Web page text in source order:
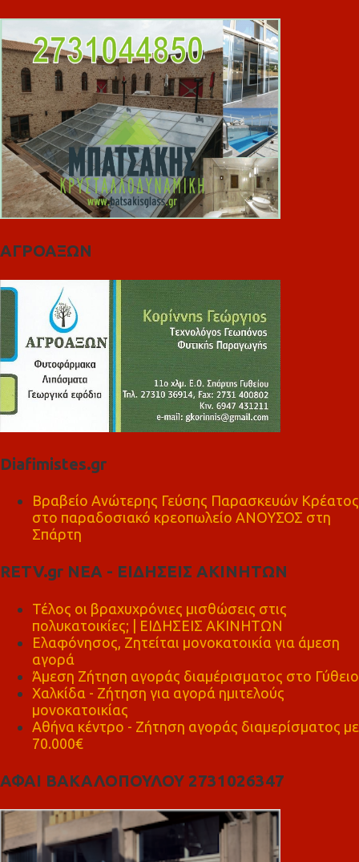
ΑΓΡΟΑΞΩΝ
Diafimistes.gr
Βραβείο Ανώτερης Γεύσης Παρασκευών Κρέατος
στο παραδοσιακό κρεοπωλείο ΑΝΟΥΣΟΣ στη
Σπάρτη
RETV.gr ΝΕΑ - ΕΙΔΗΣΕΙΣ ΑΚΙΝΗΤΩΝ
Τέλος οι βραχυχρόνιες μισθώσεις στις
πολυκατοικίες; | ΕΙΔΗΣΕΙΣ ΑΚΙΝΗΤΩΝ
Ελαφόνησος, Ζητείται μονοκατοικία για άμεση
αγορά
Άμεση Ζήτηση αγοράς διαμέρισματος στο Γύθειο
Χαλκίδα - Ζήτηση για αγορά ημιτελούς
μονοκατοικίας
Αθήνα κέντρο - Ζήτηση αγοράς διαμερίσματος με
70.000€
ΑΦΑΙ ΒΑΚΑΛΟΠΟΥΛΟΥ 2731026347